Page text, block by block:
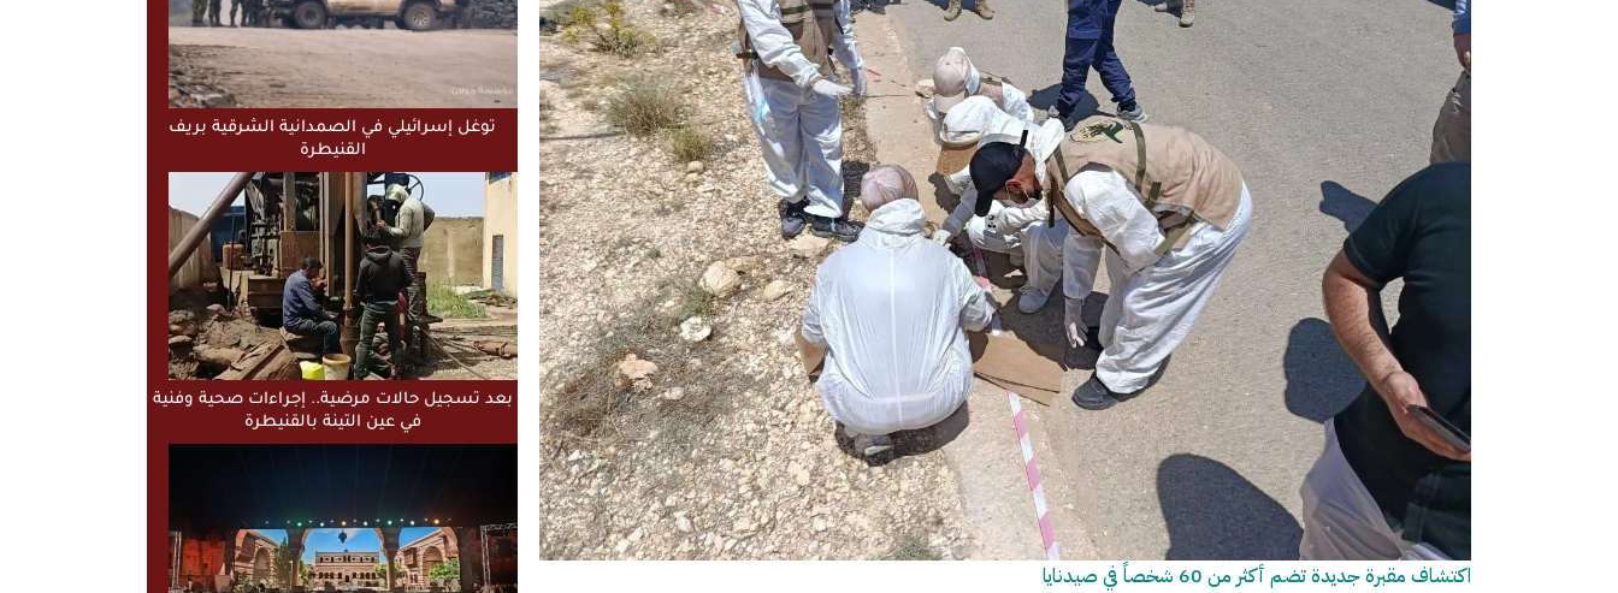
اكتشاف مقبرة جديدة تضم أكثر من 60 شخصاً في صيدنايا
توغل إسرائيلي في الصمدانية الشرقية بريف
القنيطرة
بعد تسجيل حالات مرضية.. إجراءات صحية وفنية
في عين التينة بالقنيطرة